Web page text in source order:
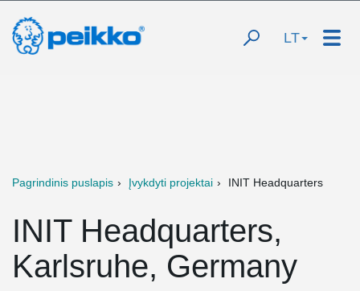
LT
Pagrindinis puslapis Įvykdyti projektai INIT Headquarters
INIT Headquarters,
Karlsruhe, Germany